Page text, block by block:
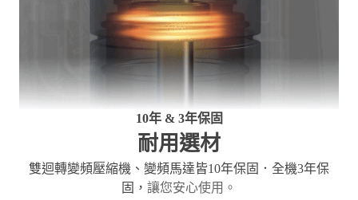
10年 & 3年保固
耐用選材
雙迴轉變頻壓縮機、變頻馬達皆10年保固．全機3年保
固， 讓您安心使用。